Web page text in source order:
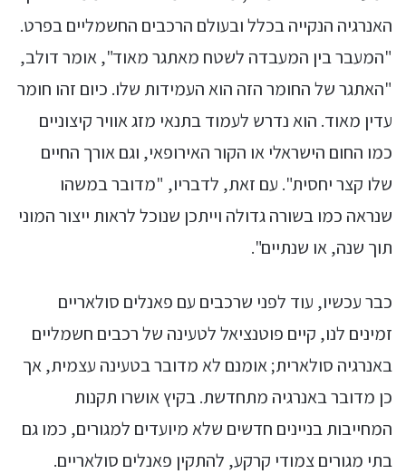
האנרגיה הנקייה בכלל ובעולם הרכבים החשמליים בפרט.
"המעבר בין המעבדה לשטח מאתגר מאוד", אומר דולב,
"האתגר של החומר הזה הוא העמידות שלו. כיום זהו חומר
עדין מאוד. הוא נדרש לעמוד בתנאי מזג אוויר קיצוניים
כמו החום הישראלי או הקור האירופאי, וגם אורך החיים
שלו קצר יחסית". עם זאת, לדבריו, "מדובר במשהו
שנראה כמו בשורה גדולה וייתכן שנוכל לראות ייצור המוני
תוך שנה, או שנתיים".
כבר עכשיו, עוד לפני שרכבים עם פאנלים סולאריים
זמינים לנו, קיים פוטנציאל לטעינה של רכבים חשמליים
באנרגיה סולארית; אומנם לא מדובר בטעינה עצמית, אך
כן מדובר באנרגיה מתחדשת. בקיץ אושרו תקנות
המחייבות בניינים חדשים שלא מיועדים למגורים, כמו גם
בתי מגורים צמודי קרקע, להתקין פאנלים סולאריים.